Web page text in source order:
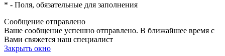
* - Поля, обязательные для заполнения
Сообщение отправлено
Ваше сообщение успешно отправлено. В ближайшее время с
Вами свяжется наш специалист
Закрыть окно